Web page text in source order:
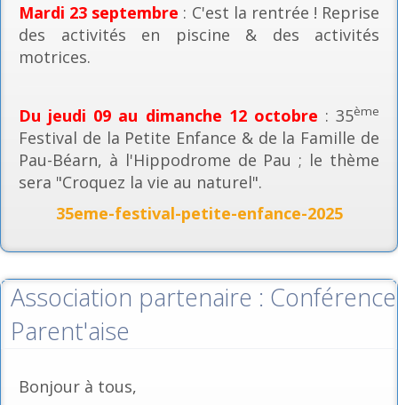
Mardi 23 septembre : C'est la rentrée ! Reprise
des activités en piscine & des activités
motrices.
Du jeudi 09 au dimanche 12 octobre : 35ème
Festival de la Petite Enfance & de la Famille de
Pau-Béarn, à l'Hippodrome de Pau ; le thème
sera "Croquez la vie au naturel".
35eme-festival-petite-enfance-2025
Association partenaire : Conférence
Parent'aise
Bonjour à tous,